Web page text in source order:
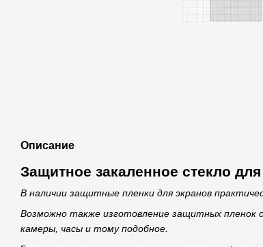
Описание
Защитное закаленное стекло
В наличии защитные пленки для экранов
Возможно также изготовление защитных пленок
камеры, часы и тому подобное.